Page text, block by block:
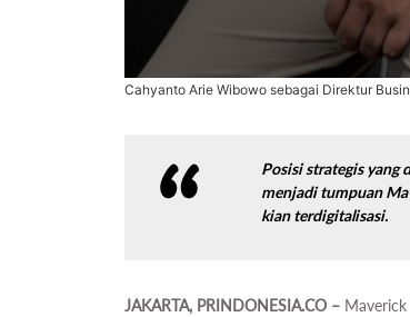
Cahyanto Arie Wibowo sebagai Direktur
Posisi strategis yang
menjadi tumpuan
kian terdigitalisasi.
JAKARTA, PRINDONESIA.CO –